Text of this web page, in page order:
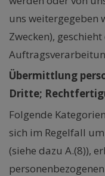
uns weitergegeben
Zwecken),
Übermittlung
Dritte;
Folgende
sich im Regelfall
(siehe dazu A.(8)),